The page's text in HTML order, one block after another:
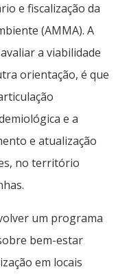
e fiscalização da
(AMMA). A
a viabilidade
orientação, é que
e a
e atualização
no território
um programa
bem-estar
em locais